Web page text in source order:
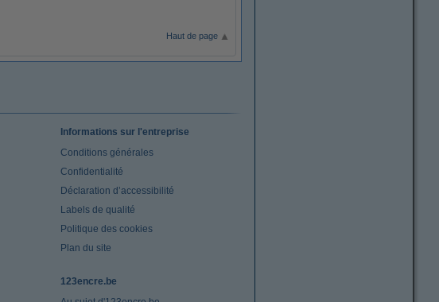
Haut de page
Informations sur l'entreprise
Conditions générales
Confidentialité
Déclaration d’accessibilité
Labels de qualité
Politique des cookies
Plan du site
123encre.be